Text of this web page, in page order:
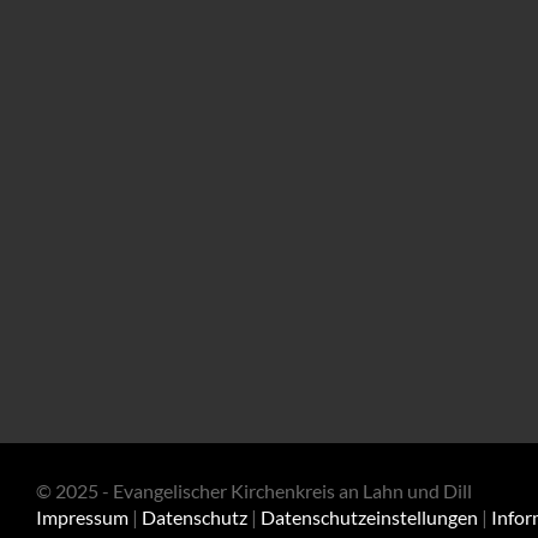
© 2025 - Evangelischer Kirchenkreis an Lahn und Dill
Impressum | Datenschutz | Datenschutzeinstellungen |